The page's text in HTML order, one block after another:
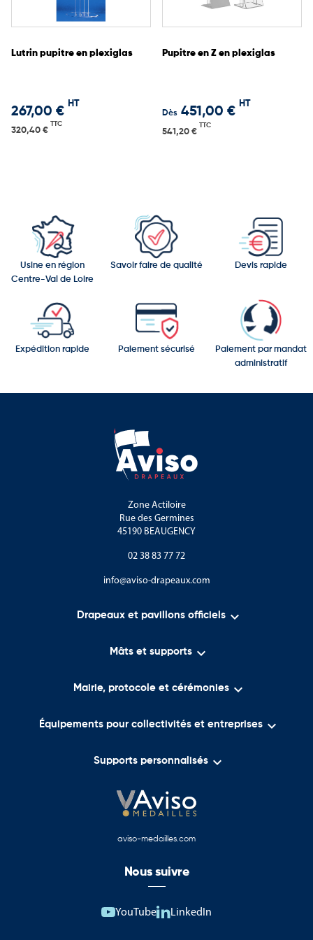
Lutrin pupitre en plexiglas
267,00 €
HT
320,40 €
TTC
Pupitre en Z en plexiglas
Dès 451,00 €
HT
541,20 €
TTC
Usine en région
Centre-Val de Loire
Savoir faire de qualité Devis rapide
Expédition rapide Paiement sécurisé
Paiement par mandat
administratif
Zone Actiloire
Rue des Germines
45190 BEAUGENCY
02 38 83 77 72
info@aviso-drapeaux.com
Drapeaux et pavillons officiels 
Mâts et supports 
Mairie, protocole et cérémonies 
Équipements pour collectivités et entreprises 
Supports personnalisés 
aviso-medailles.com
Nous suivre
YouTube LinkedIn